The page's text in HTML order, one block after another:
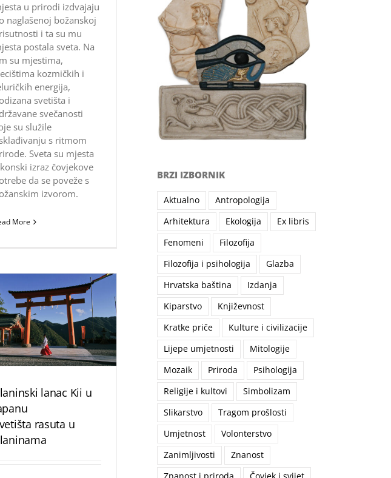
u prirodi izdvajaju
naglašenoj božanskoj
i ta su mu
postala sveta. Na
su mjestima,
kozmičkih i
energija,
svetišta i
svečanosti
su služile
s ritmom
Sveta su mjesta
izraz čovjekove
da se poveže s
izvorom.
More
lanac Kii u
rasuta u
BRZI IZBORNIK
Aktualno
Antropologija
Arhitektura
Ekologija
Ex libris
Fenomeni
Filozofija
Filozofija i psihologija
Glazba
Hrvatska baština
Izdanja
Kiparstvo
Književnost
Kratke priče
Kulture i civilizacije
Lijepe umjetnosti
Mitologije
Mozaik
Priroda
Psihologija
Religije i kultovi
Simbolizam
Slikarstvo
Tragom prošlosti
Umjetnost
Volonterstvo
Zanimljivosti
Znanost